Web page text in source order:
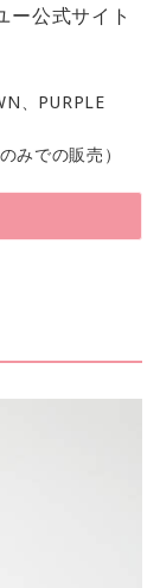
ー公式サイト
、PURPLE
みでの販売）